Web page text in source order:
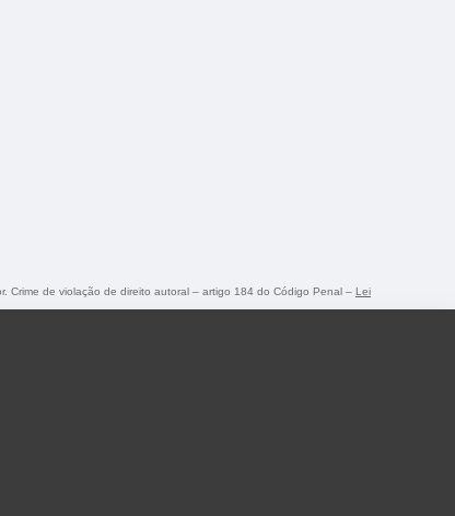
Crime de violação de direito autoral – artigo 184 do Código Penal – Lei